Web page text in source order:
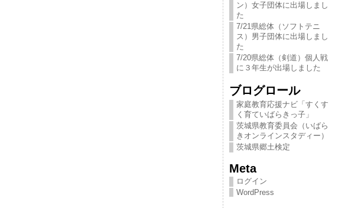
ン）女子団体に出場しまし
た
7/21県総体（ソフトテニ
ス）男子団体に出場しまし
た
7/20県総体（剣道）個人戦
に３年生が出場しました
ブログロール
家庭教育応援ナビ「すくす
く育ていばらきっ​子」
茨城県教育委員会（いばら
きオンラインスタディー）
茨城県郷土検定
Meta
ログイン
WordPress